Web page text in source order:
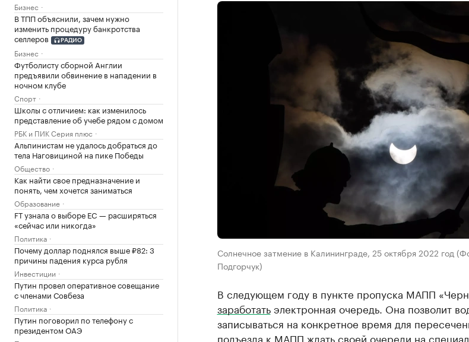
Бизнес
В ТПП объяснили, зачем нужно
изменить процедуру банкротства
селлеров
РАДИО
Бизнес
Футболисту сборной Англии
предъявили обвинение в нападении в
ночном клубе
Спорт
Школы с отличием: как изменилось
представление об учебе рядом с домом
РБК и ПИК Серия плюс
Альпинистам не удалось добраться до
тела Наговициной на пике Победы
Общество
Как найти свое предназначение и
понять, чем хочется заниматься
Образование
FT узнала о выборе ЕС — расширяться
«сейчас или никогда»
Политика
Почему доллар поднялся выше ₽82: 3
причины падения курса рубля
Инвестиции
Путин провел оперативное совещание
с членами Совбеза
Политика
Путин поговорил по телефону с
президентом ОАЭ
Солнечное затмение в Калининграде, 25 октября 2022 год
Подгорчук)
В следующем году в пункте пропуска МАПП
заработатьэлектронная очередь. Она позволит
записываться на конкретное время для
подъезда к МАПП ждать своей очереди на